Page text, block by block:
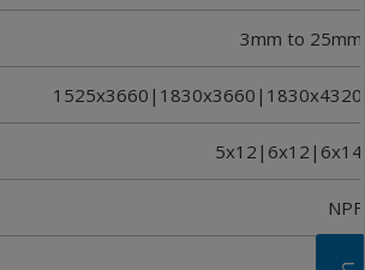
3mm to 25mm
1525x3660|1830x3660|1830x4320
5x12|6x12|6x14
NPF